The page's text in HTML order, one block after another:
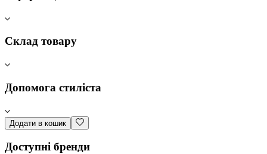
Склад товару
Допомога стиліста
Додати в кошик
Доступні бренди